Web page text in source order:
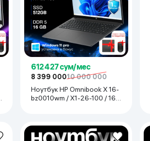
612 427 сум/мес
8 399 00010 000 000
Ноутбук HP Omnibook X 16-
bz0010wm / X1-26-100 / 16